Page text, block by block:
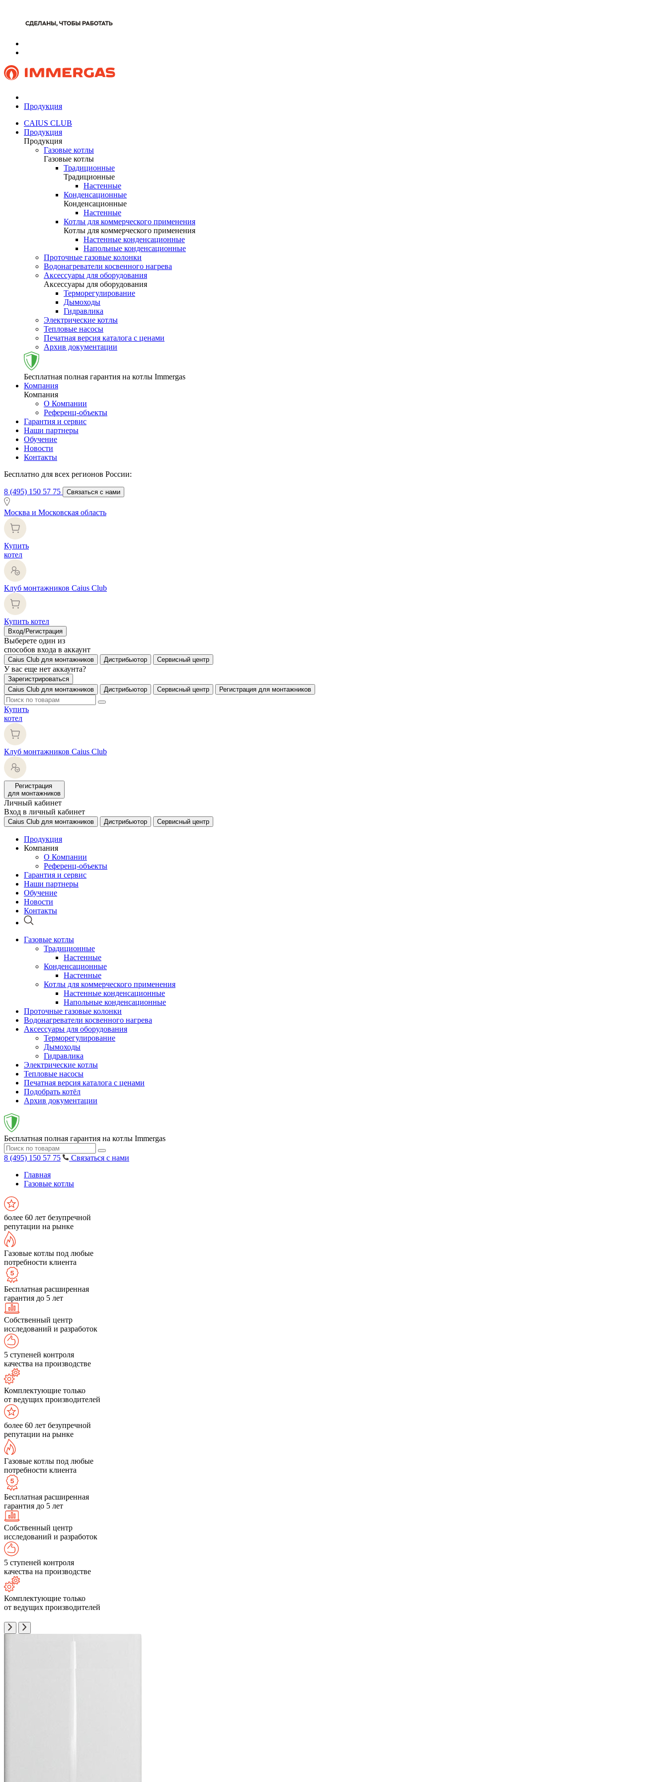
Продукция
CAIUS CLUB
Продукция
Продукция
Газовые котлы
Газовые котлы
Традиционные
Традиционные
Настенные
Конденсационные
Конденсационные
Настенные
Котлы для коммерческого применения
Котлы для коммерческого применения
Настенные конденсационные
Напольные конденсационные
Проточные газовые колонки
Водонагреватели косвенного нагрева
Аксессуары для оборудования
Аксессуары для оборудования
Терморегулирование
Дымоходы
Гидравлика
Электрические котлы
Тепловые насосы
Печатная версия каталога с ценами
Архив документации
Бесплатная полная гарантия на котлы Immergas
Компания
Компания
О Компании
Референц-объекты
Гарантия и сервис
Наши партнеры
Обучение
Новости
Контакты
Бесплатно для всех регионов России:
8 (495) 150 57 75 Связаться с нами
Москва и Московская область
Купить
котел
Клуб монтажников Caius Club
Купить котел
Вход/Регистрация
Выберете один из
способов входа в аккаунт
Caius Club для монтажников Дистрибьютор Сервисный центр
У вас еще нет аккаунта?
Зарегистрироваться
Caius Club для монтажников
Дистрибьютор Сервисный центр Регистрация для монтажников
Купить
котел
Клуб монтажников Caius Club
Регистрация
для монтажников
Личный кабинет
Вход в личный кабинет
Caius Club для монтажников Дистрибьютор Сервисный центр
Продукция
Компания
О Компании
Референц-объекты
Гарантия и сервис
Наши партнеры
Обучение
Новости
Контакты
Газовые котлы
Традиционные
Настенные
Конденсационные
Настенные
Котлы для коммерческого применения
Настенные конденсационные
Напольные конденсационные
Проточные газовые колонки
Водонагреватели косвенного нагрева
Аксессуары для оборудования
Терморегулирование
Дымоходы
Гидравлика
Электрические котлы
Тепловые насосы
Печатная версия каталога с ценами
Подобрать котёл
Архив документации
Бесплатная полная гарантия на котлы Immergas
8 (495) 150 57 75
Связаться с нами
Главная
Газовые котлы
более 60 лет безупречной
репутации на рынке
Газовые котлы под любые
потребности клиента
Бесплатная расширенная
гарантия до 5 лет
Собственный центр
исследований и разработок
5 ступеней контроля
качества на производстве
Комплектующие только
от ведущих производителей
более 60 лет безупречной
репутации на рынке
Газовые котлы под любые
потребности клиента
Бесплатная расширенная
гарантия до 5 лет
Собственный центр
исследований и разработок
5 ступеней контроля
качества на производстве
Комплектующие только
от ведущих производителей